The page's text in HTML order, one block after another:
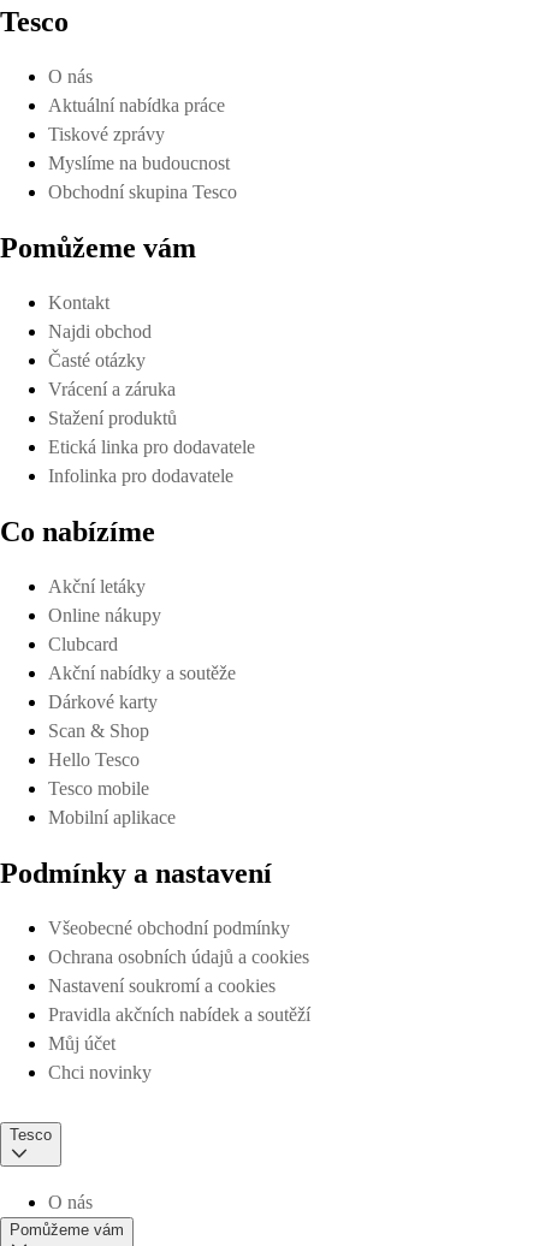
Tesco
O nás
Aktuální nabídka práce
Tiskové zprávy
Myslíme na budoucnost
Obchodní skupina Tesco
Pomůžeme vám
Kontakt
Najdi obchod
Časté otázky
Vrácení a záruka
Stažení produktů
Etická linka pro dodavatele
Infolinka pro dodavatele
Co nabízíme
Akční letáky
Online nákupy
Clubcard
Akční nabídky a soutěže
Dárkové karty
Scan & Shop
Hello Tesco
Tesco mobile
Mobilní aplikace
Podmínky a nastavení
Všeobecné obchodní podmínky
Ochrana osobních údajů a cookies
Nastavení soukromí a cookies
Pravidla akčních nabídek a soutěží
Můj účet
Chci novinky
Tesco
O nás
Pomůžeme vám